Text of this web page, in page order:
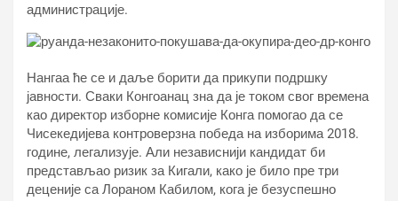
администрације.
Нангаа ће се и даље борити да прикупи подршку
јавности. Сваки Конгоанац зна да је током свог времена
као директор изборне комисије Конга помогао да се
Чисекедијева контроверзна победа на изборима 2018.
године, легализује. Али независнији кандидат би
представљао ризик за Кигали, како је било пре три
деценије са Лораном Кабилом, кога је безуспешно